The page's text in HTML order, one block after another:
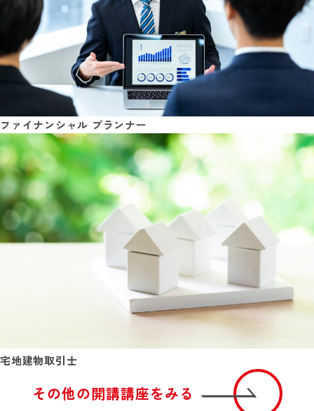
ファイナンシャル プランナー
宅地建物取引士
その他の開講講座をみる